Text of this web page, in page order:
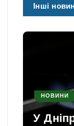
Інші
НОВИНИ
У